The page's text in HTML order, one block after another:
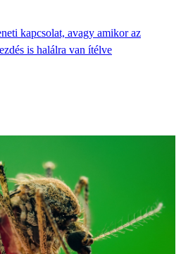
kapcsolat, avagy amikor az
is halálra van ítélve